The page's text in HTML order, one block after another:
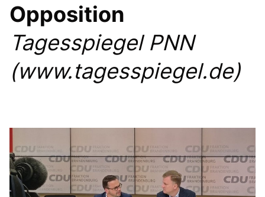
MEIN WAHLKREIS
ZIELE
Redebeiträge
Anträge CDU
CDU Deutschland
CDU Fraktion im Brandenburger Landtag
CDU Brandenburg
CDU Potsdam
Opposition
Tagesspiegel PNN
(www.tagesspiegel.de)